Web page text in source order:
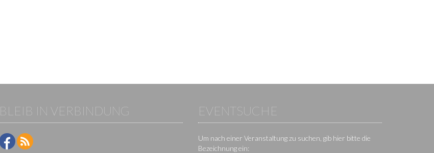
BLEIB IN VERBINDUNG EVENTSUCHE
Um nach einer Veranstaltung zu suchen, gib hier bitte die
Bezeichnung ein: